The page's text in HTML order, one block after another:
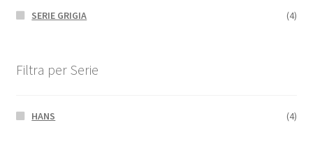
SERIE GRIGIA
(4)
Filtra per Serie
HANS (4)